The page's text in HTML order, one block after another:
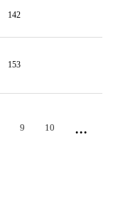
142
153
9 10 ...